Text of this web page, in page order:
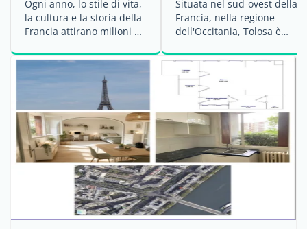
Ogni anno, lo stile di vita,
la cultura e la storia della
Francia attirano milioni di
...
Situata nel sud-ovest della
Francia, nella regione
dell'Occitania, Tolosa è